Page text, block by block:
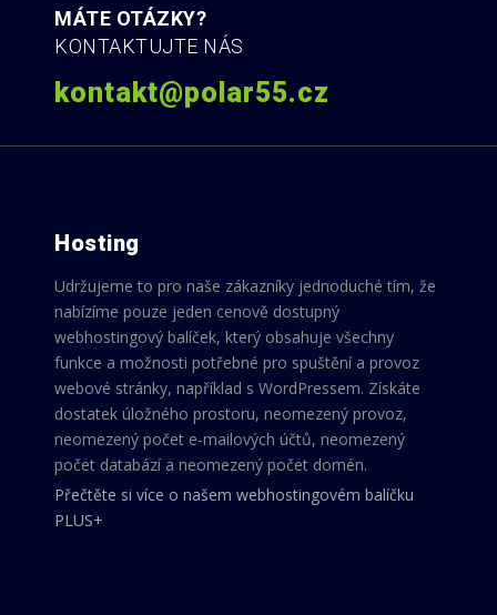
MÁTE OTÁZKY?
KONTAKTUJTE NÁS
kontakt@polar55.cz
Hosting
Udržujeme to pro naše zákazníky jednoduché tím, že
nabízíme pouze jeden cenově dostupný
webhostingový balíček, který obsahuje všechny
funkce a možnosti potřebné pro spuštění a provoz
webové stránky, například s WordPressem. Získáte
dostatek úložného prostoru, neomezený provoz,
neomezený počet e-mailových účtů, neomezený
počet databází a neomezený počet domén.
Přečtěte si více o našem webhostingovém balíčku
PLUS+